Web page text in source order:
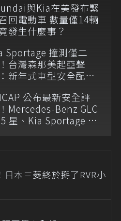
與Kia在美發布緊
回電動車 數量僅14輛
發生什麼事？
Sportage 撞測僅二
台灣森那美起亞聲
新年式車型安全配備
公布最新安全評
Mercedes-Benz GLC
星、Kia Sportage 僅
本三菱終於掰了RVR小